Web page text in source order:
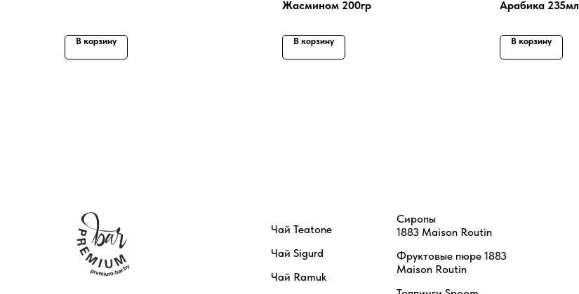
В корзину
Жасмином 200гр
В корзину
Арабика 235мл
В корзину
Чай Teatone
Чай Sigurd
Чай Ramuk
Сиропы
1883 Maison Routin
Фруктовые пюре 1883
Maison Routin